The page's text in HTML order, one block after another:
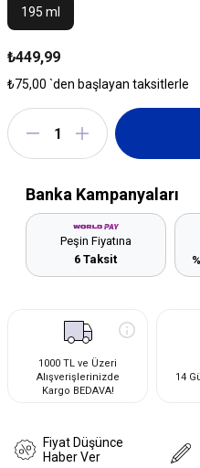
195 ml
₺449,99
₺75,00 `den başlayan taksitlerle
Banka Kampanyaları
Peşin Fiyatına
6 Taksit
1000 TL ve Üzeri
Alışverişlerinizde
Kargo BEDAVA!
14
Fiyat Düşünce
Haber Ver